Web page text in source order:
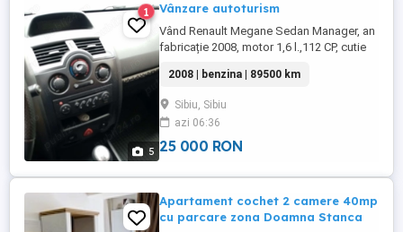
5
1 Vânzare autoturism
Vând Renault Megane Sedan Manager, an
fabricație 2008, motor 1,6 l.,112 CP, cutie
km.,unic proprietar. Prețul 25.000 lei. Tel.
2008 | benzina | 89500 km
Sibiu, Sibiu
azi 06:36
25 000 RON
Apartament cochet 2 camere 40mp
cu parcare zona Doamna Stanca